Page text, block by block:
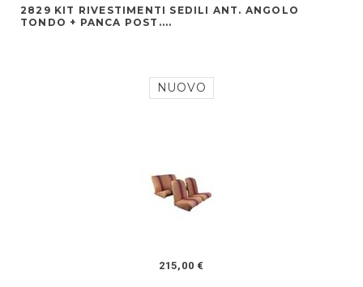
2829 KIT RIVESTIMENTI SEDILI ANT. ANGOLO
TONDO + PANCA POST....
NUOVO
215,00 €